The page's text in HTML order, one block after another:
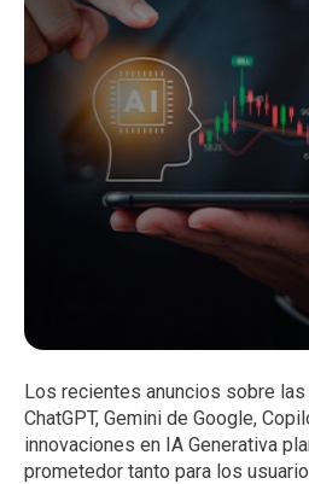
Los recientes anuncios sobre
ChatGPT, Gemini de Google,
innovaciones en IA Generativa
prometedor tanto para los